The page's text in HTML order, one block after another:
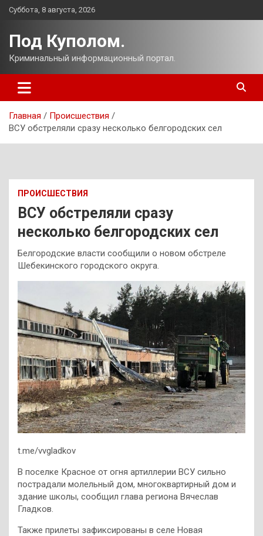
Перейти
Суббота, 8 августа, 2026
Под Куполом.
Криминальный информационный портал.
Главная
Происшествия
ВСУ обстреляли сразу несколько белгородских сел
ПРОИСШЕСТВИЯ
ВСУ обстреляли сразу
несколько белгородских сел
Белгородские власти сообщили о новом обстреле
Шебекинского городского округа.
t.me/vvgladkov
В поселке Красное от огня артиллерии ВСУ сильно
пострадали молельный дом, многоквартирный дом и
здание школы, сообщил глава региона Вячеслав
Гладков.
Также прилеты зафиксированы в селе Новая